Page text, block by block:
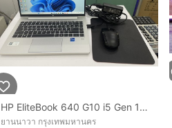
HP EliteBook 640 G10 i5 Gen 13 Ram 16 มีประกันศูนย์ สภาพสวย ราคาถูกใจ
ยานนาวา กรุงเทพมหานคร